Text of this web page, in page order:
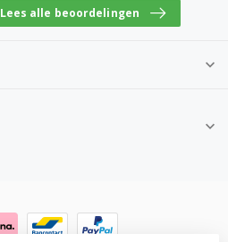
Lees alle beoordelingen